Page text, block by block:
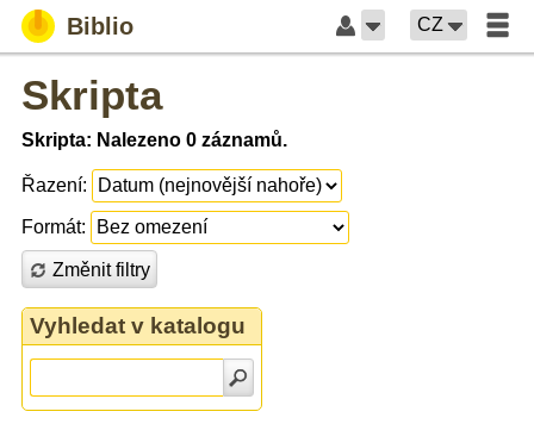
Biblio CZ
Skripta
Skripta: Nalezeno 0 záznamů.
Řazení:
Formát:
Změnit filtry
Vyhledat v katalogu